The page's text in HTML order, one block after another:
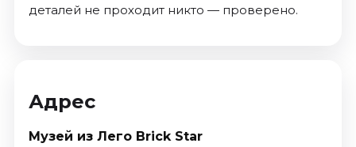
деталей не проходит никто — проверено.
Адрес
Музей из Лего Brick Star